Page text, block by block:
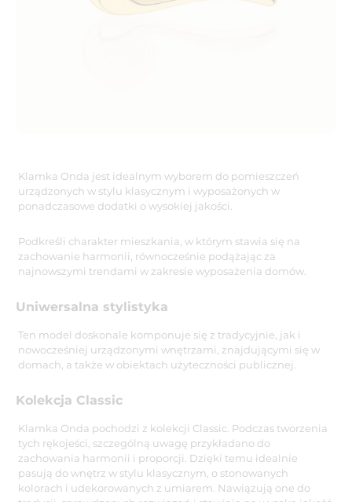
Klamka Onda jest idealnym wyborem do pomieszczeń
urządzonych w stylu klasycznym i wyposażonych w
ponadczasowe dodatki o wysokiej jakości.
Podkreśli charakter mieszkania, w którym stawia się na
zachowanie harmonii, równocześnie podążając za
najnowszymi trendami w zakresie wyposażenia domów.
Uniwersalna stylistyka
Ten model doskonale komponuje się z tradycyjnie, jak i
nowocześniej urządzonymi wnętrzami, znajdującymi się w
domach, a także w obiektach użyteczności publicznej.
Kolekcja Classic
Klamka Onda pochodzi z kolekcji Classic. Podczas tworzenia
tych rękojeści, szczególną uwagę przykładano do
zachowania harmonii i proporcji. Dzięki temu idealnie
pasują do wnętrz w stylu klasycznym, o stonowanych
kolorach i udekorowanych z umiarem. Nawiązują one do